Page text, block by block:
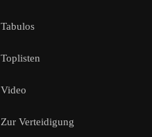
Tabulos
Toplisten
Video
Zur Verteidigung